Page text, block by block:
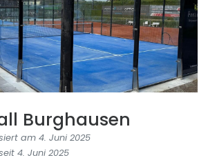
Burghausen
am 4. Juni 2025
4. Juni 2025